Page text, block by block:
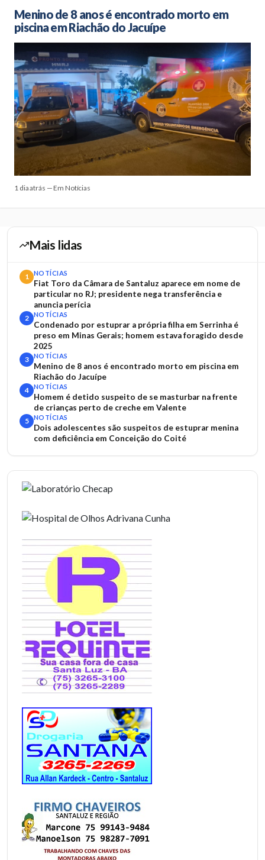
Menino de 8 anos é encontrado morto em
piscina em Riachão do Jacuípe
1 dia atrás — Em Notícias
Mais lidas
1 NOTÍCIAS
Fiat Toro da Câmara de Santaluz aparece em nome de
particular no RJ; presidente nega transferência e
anuncia perícia
2 NOTÍCIAS
Condenado por estuprar a própria filha em Serrinha é
preso em Minas Gerais; homem estava foragido desde
2025
3 NOTÍCIAS
Menino de 8 anos é encontrado morto em piscina em
Riachão do Jacuípe
4 NOTÍCIAS
Homem é detido suspeito de se masturbar na frente
de crianças perto de creche em Valente
5 NOTÍCIAS
Dois adolescentes são suspeitos de estuprar menina
com deficiência em Conceição do Coité